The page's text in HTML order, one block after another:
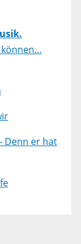
können…
Denn er hat